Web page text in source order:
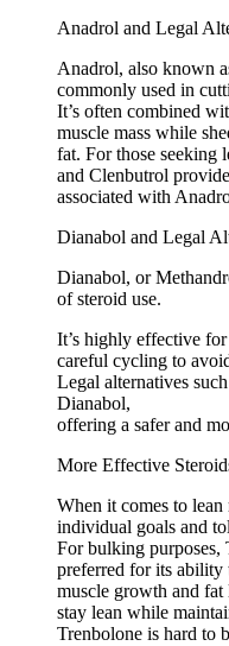
Anadrol and Legal
Anadrol, also known
commonly used in
It’s often combined
muscle mass while
fat. For those seeking
and Clenbutrol
associated with
Dianabol and Legal
Dianabol, or
of steroid use.
It’s highly effective
careful cycling to
Legal alternatives
Dianabol,
offering a safer and
More Effective
When it comes to lean
individual goals and
For bulking purposes,
preferred for its ability
muscle growth and
stay lean while
Trenbolone is hard to